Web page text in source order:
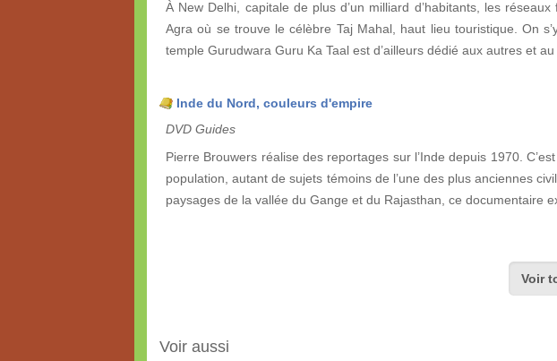
À New Delhi, capitale de plus d’un milliard d’habitants, les
Agra où se trouve le célèbre Taj Mahal, haut lieu touristique. On
temple Gurudwara Guru Ka Taal est d’ailleurs dédié aux autres et
Inde du Nord, couleurs d'empire
DVD Guides
Pierre Brouwers réalise des reportages sur l’Inde depuis 1970.
population, autant de sujets témoins de l’une des plus anciennes
paysages de la vallée du Gange et du Rajasthan, ce documentaire
Voir
Voir aussi